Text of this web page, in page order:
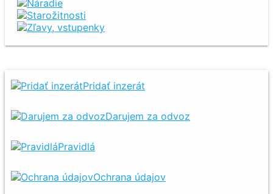
Náradie
Starožitnosti
Zľavy, vstupenky
Pridať inzerát
Darujem za odvoz
Pravidlá
Ochrana údajov